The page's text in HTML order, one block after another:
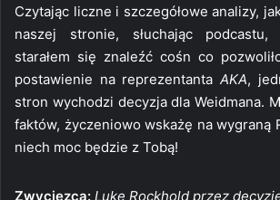
Czytając liczne i szczegółowe analizy,
naszej stronie, słuchając podcastu,
starałem się znaleźć cośn co
postawienie na reprezentanta AKA,
stron wychodzi decyzja dla Weidmana.
faktów, życzeniowo wskażę na wygraną
niech moc będzie z Tobą!
Zwycięzca: Luke Rockhold przez